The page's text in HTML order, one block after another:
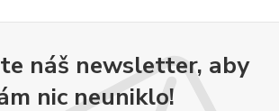
náš newsletter, aby
nic neuniklo!